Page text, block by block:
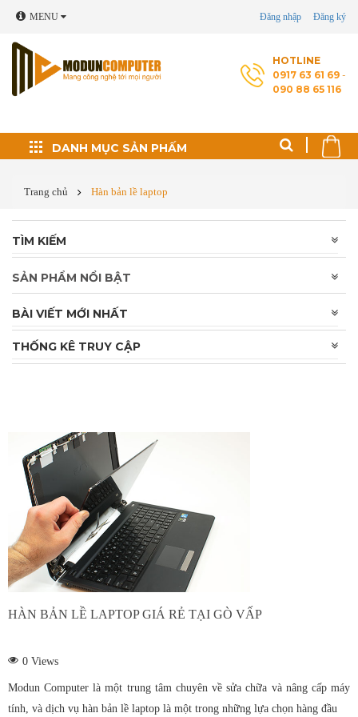
MENU
Thủ thuật máy tính
mềm theo yêu cầu
Cứu dữ liệu - Phục
hồi ổ cứng
Sửa laptop
Sửa mainboard
Sửa VGA (Card
màn hình)
Sửa PC
Sửa máy tính tại nhà
Thay bàn phím
Đăng ký
Đăng nhập
HOTLINE
0917 63 61 69 -
090 88 65 116
DANH MỤC SẢN PHẤM
Trang chủ Hàn bản lề laptop
TÌM KIẾM
SẢN PHẨM NỔI BẬT
BÀI VIẾT MỚI NHẤT
THỐNG KÊ TRUY CẬP
HÀN BẢN LỀ LAPTOP GIÁ RẺ TẠI GÒ VẤP
0 Views
Modun Computer là một trung tâm chuyên về sửa chữa và nâng cấp máy
tính, và dịch vụ hàn bản lề laptop là một trong những lựa chọn hàng đầu